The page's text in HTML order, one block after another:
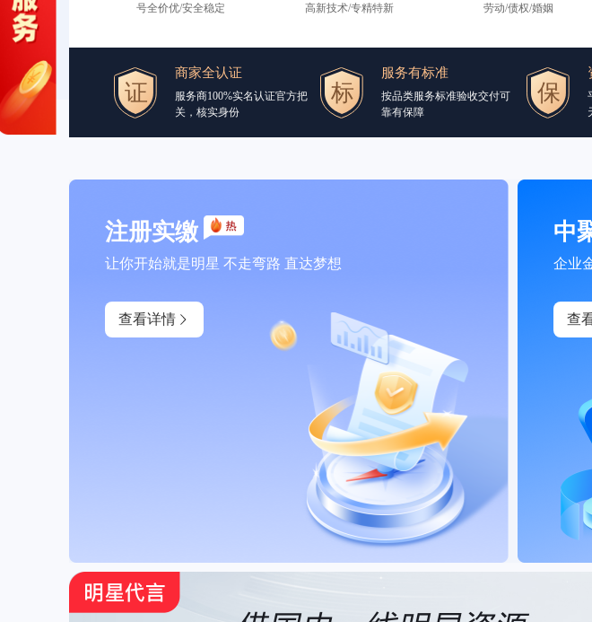
号全价优/安全稳定 高新技术/专精特新 劳动/债权/婚姻
商家全认证
服务商100%实名认证官方把
关，核实身份
服务有标准
按品类服务标准验收交付可
靠有保障
注册实缴
让你开始就是明星 不走弯路 直达梦想
查看详情
中
企业
查